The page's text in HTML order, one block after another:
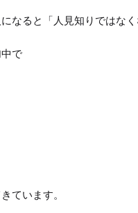
なると「人見知りではなく